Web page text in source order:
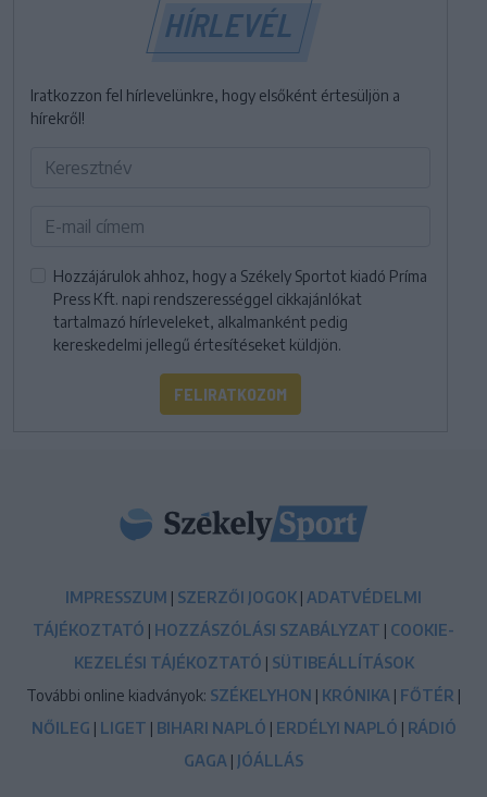
HÍRLEVÉL
Iratkozzon fel hírlevelünkre, hogy elsőként értesüljön a
hírekről!
Hozzájárulok ahhoz, hogy a Székely Sportot kiadó Príma
Press Kft. napi rendszerességgel cikkajánlókat
tartalmazó hírleveleket, alkalmanként pedig
kereskedelmi jellegű értesítéseket küldjön.
FELIRATKOZOM
IMPRESSZUM | SZERZŐI JOGOK | ADATVÉDELMI
TÁJÉKOZTATÓ | HOZZÁSZÓLÁSI SZABÁLYZAT | COOKIE-
KEZELÉSI TÁJÉKOZTATÓ | SÜTIBEÁLLÍTÁSOK
További online kiadványok: SZÉKELYHON | KRÓNIKA | FŐTÉR |
NŐILEG | LIGET | BIHARI NAPLÓ | ERDÉLYI NAPLÓ | RÁDIÓ
GAGA | JÓÁLLÁS